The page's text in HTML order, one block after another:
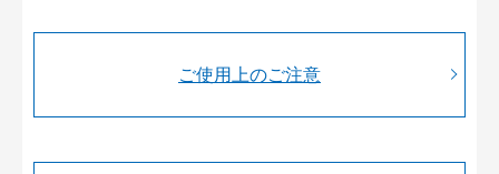
ご使用上のご注意